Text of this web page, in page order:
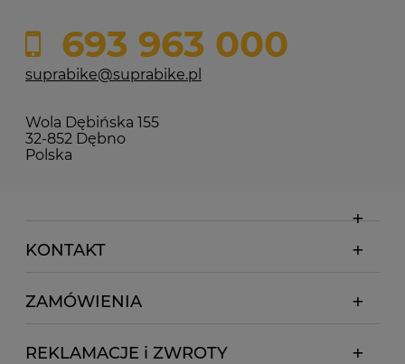
693 963 000
suprabike@suprabike.pl
Wola Dębińska 155
32-852 Dębno
Polska
KONTAKT
ZAMÓWIENIA
REKLAMACJE i ZWROTY